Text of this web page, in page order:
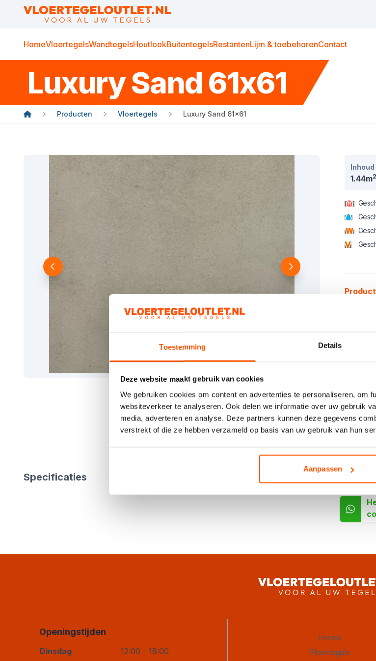
Toestemming Details
Deze website maakt gebruik van cookies
We gebruiken cookies om content en advertenties te personaliseren, om
websiteverkeer te analyseren. Ook delen we informatie over uw gebruik
media, adverteren en analyse. Deze partners kunnen deze gegevens
verstrekt of die ze hebben verzameld op basis van uw gebruik van hun
Aanpassen
HomeVloertegelsWandtegelsHoutlookBuitentegelsRestantenLijm & toebehorenContact
Luxury Sand 61x61
Producten Vloertegels Luxury Sand 61x61
1.44m2
Product
App
Check
Specificaties
Openingstijden
Dinsdag
12:00 - 18:00
Home
Vloertegels